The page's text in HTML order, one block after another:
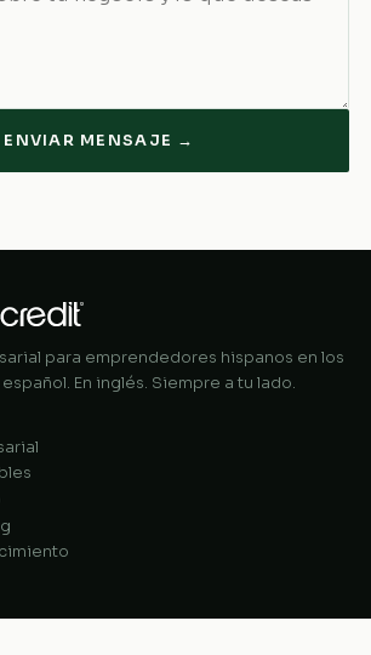
ENVIAR MENSAJE →
para emprendedores hispanos en los
En inglés. Siempre a tu lado.